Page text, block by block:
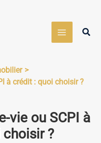
à crédit : quoi choisir ?
vie ou SCPI à
?